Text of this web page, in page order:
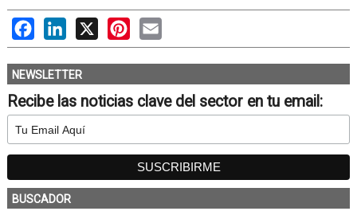
FacebookLinkedIn
X PinterestEmail
NEWSLETTER
Recibe las noticias clave del sector en tu email:
BUSCADOR